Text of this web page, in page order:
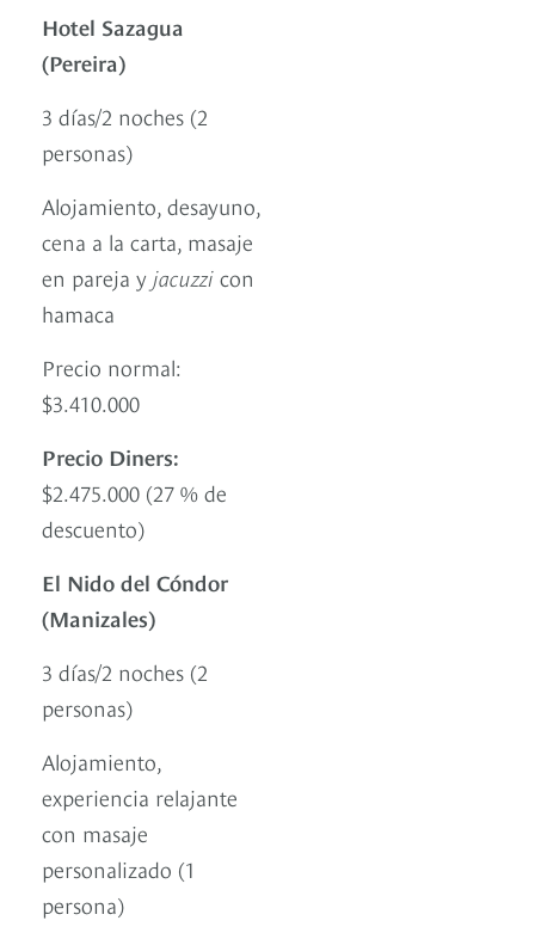
Hotel Sazagua
(Pereira)
3 días/2 noches (2
personas)
Alojamiento, desayuno,
cena a la carta, masaje
en pareja y jacuzzi con
hamaca
Precio normal:
$3.410.000
Precio Diners:
$2.475.000 (27 % de
descuento)
El Nido del Cóndor
(Manizales)
3 días/2 noches (2
personas)
Alojamiento,
experiencia relajante
con masaje
personalizado (1
persona)